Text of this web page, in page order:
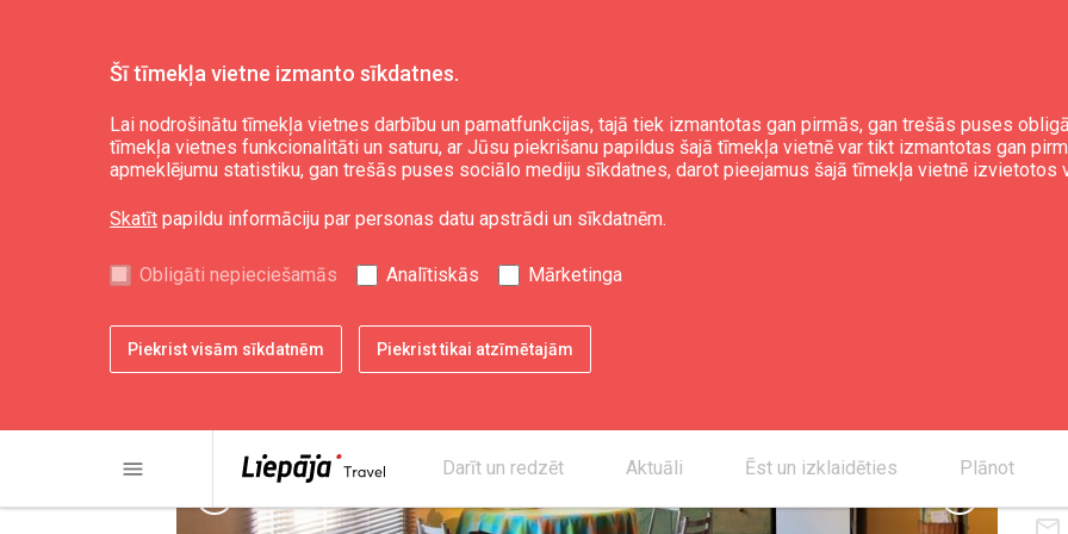
Šī tīmekļa vietne izmanto sīkdatnes.
Lai nodrošinātu tīmekļa vietnes darbību un pamatfunkcijas, tajā tiek izmantotas gan pirmās, gan trešās puses
tīmekļa vietnes funkcionalitāti un saturu, ar Jūsu piekrišanu papildus šajā tīmekļa vietnē var tikt izmantotas gan
apmeklējumu statistiku, gan trešās puses sociālo mediju sīkdatnes, darot pieejamus šajā tīmekļa vietnē izvietotos
Skatīt papildu informāciju par personas datu apstrādi un sīkdatnēm.
Obligāti nepieciešamās Analītiskās Mārketinga
Piekrist visām sīkdatnēm Piekrist tikai atzīmētajām
menu Darīt un redzēt Aktuāli Ēst un izklaidēties Plānot
Apartaments "Uliha iela"
mail_outline